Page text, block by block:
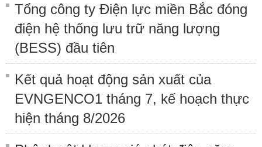
Tổng công ty Điện lực miền Bắc đóng
điện hệ thống lưu trữ năng lượng
(BESS) đầu tiên
Kết quả hoạt động sản xuất của
EVNGENCO1 tháng 7, kế hoạch thực
hiện tháng 8/2026